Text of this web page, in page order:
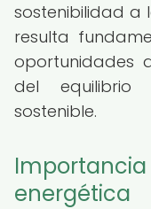
sostenibilidad a
resulta
oportunidades
del
sostenible.
Importancia
energética